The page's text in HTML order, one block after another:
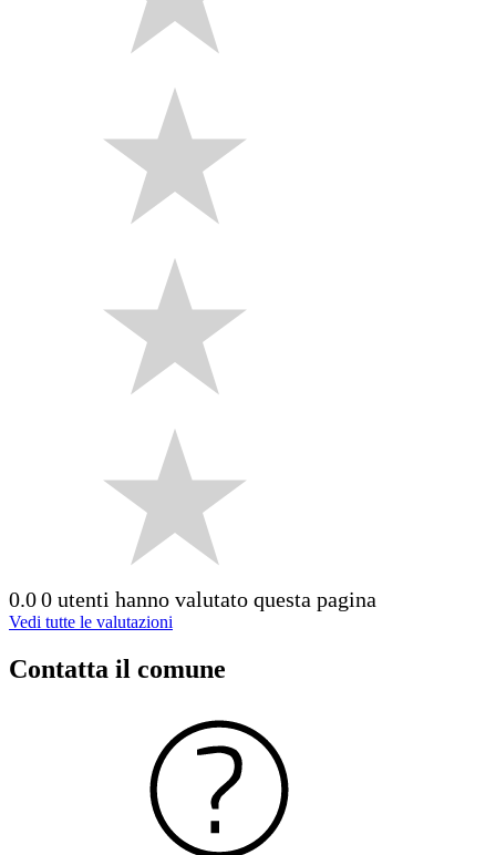
0.00 utenti hanno valutato questa pagina
Vedi tutte le valutazioni
Contatta il comune